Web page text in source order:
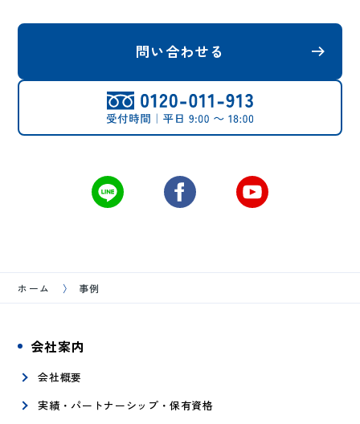
問い合わせる
ホーム 事例
会社案内
会社概要
実績・パートナーシップ・保有資格